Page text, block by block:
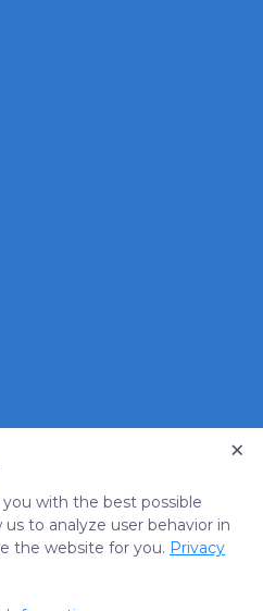
Do not sell or share my
with the best possible
us to analyze user behavior in
the website for you. Privacy
×